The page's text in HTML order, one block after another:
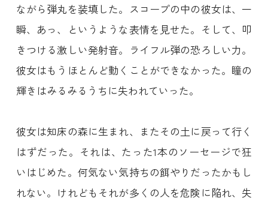
ながら弾丸を装填した。スコープの中の彼女は、一
瞬、あっ、というような表情を見せた。そして、叩
きつける激しい発射音。ライフル弾の恐ろしい力。
彼女はもうほとんど動くことができなかった。瞳の
輝きはみるみるうちに失われていった。
彼女は知床の森に生まれ、またその土に戻って行く
はずだった。それは、たった1本のソーセージで狂
いはじめた。何気ない気持ちの餌やりだったかもし
れない。けれどもそれが多くの人を危険に陥れ、失